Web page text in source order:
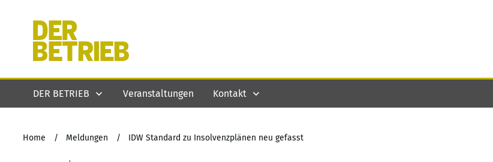
DER BETRIEB Veranstaltungen Kontakt
Home / Meldungen / IDW Standard zu Insolvenzplänen neu gefasst